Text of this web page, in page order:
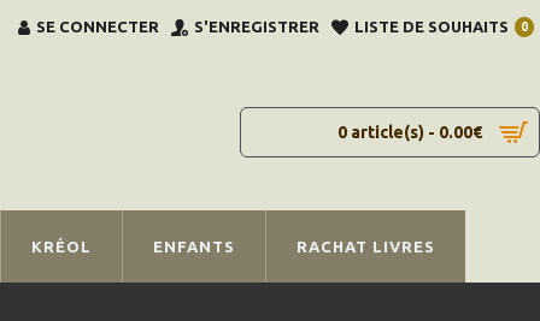
SE CONNECTER S'ENREGISTRER LISTE DE SOUHAITS 0
0 article(s) - 0.00€
KRÉOL ENFANTS RACHAT LIVRES